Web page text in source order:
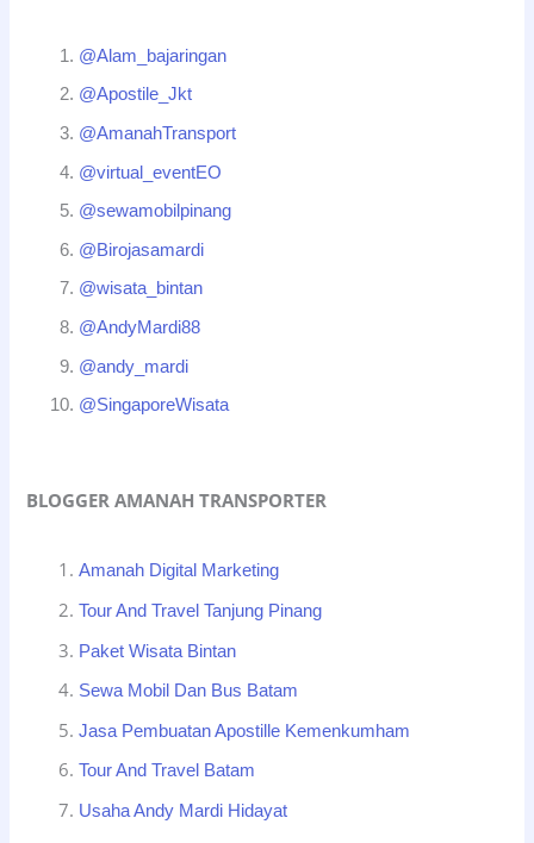
@Alam_bajaringan
@Apostile_Jkt
@AmanahTransport
@virtual_eventEO
@sewamobilpinang
@Birojasamardi
@wisata_bintan
@AndyMardi88
@andy_mardi
@SingaporeWisata
BLOGGER AMANAH TRANSPORTER
Amanah Digital Marketing
Tour And Travel Tanjung Pinang
Paket Wisata Bintan
Sewa Mobil Dan Bus Batam
Jasa Pembuatan Apostille Kemenkumham
Tour And Travel Batam
Usaha Andy Mardi Hidayat